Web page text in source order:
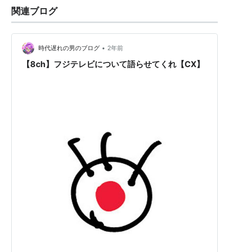
ベストテン」「
歌」「ラブユー貧乏」「かまへんライダー」など。
第一回にはとんねるずも出演。
兄弟番組『ひょうきん予備校』もあった。
1989年10月14日放送の「タケちゃんマン忠臣蔵」を最
関連ブログ
時代遅れの男のブログ • 2年前
【8ch】フジテレビについて語らせてくれ【CX】